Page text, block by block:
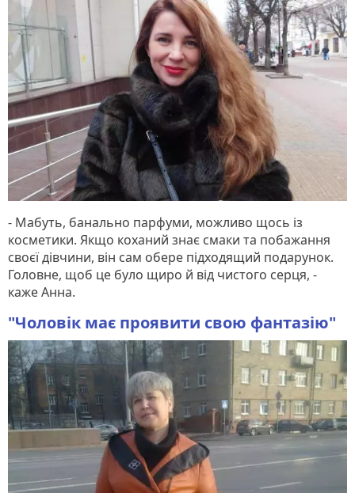
- Мабуть, банально парфуми, можливо щось із
косметики. Якщо коханий знає смаки та побажання
своєї дівчини, він сам обере підходящий подарунок.
Головне, щоб це було щиро й від чистого серця, -
каже Анна.
"Чоловік має проявити свою фантазію"